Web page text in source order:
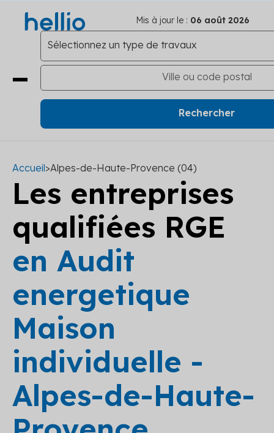
Mis à jour le : 06 août 2026
Accueil>Alpes-de-Haute-Provence (04)
Les entreprises
qualifiées RGE
en Audit
energetique
Maison
individuelle -
Alpes-de-Haute-